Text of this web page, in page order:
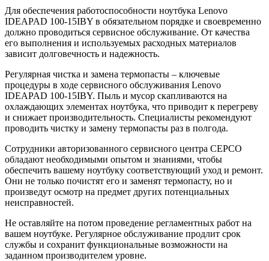
Для обеспечения работоспособности ноутбука Lenovo
IDEAPAD 100-15IBY в обязательном порядке и своевременно
должно проводиться сервисное обслуживание. От качества
его выполнения и используемых расходных материалов
зависит долговечность и надежность.
Регулярная чистка и замена термопасты – ключевые
процедуры в ходе сервисного обслуживания Lenovo
IDEAPAD 100-15IBY. Пыль и мусор скапливаются на
охлаждающих элементах ноутбука, что приводит к перегреву
и снижает производительность. Специалисты рекомендуют
проводить чистку и замену термопасты раз в полгода.
Сотрудники авторизованного сервисного центра СЕРСО
обладают необходимыми опытом и знаниями, чтобы
обеспечить вашему ноутбуку соответствующий уход и ремонт.
Они не только почистят его и заменят термопасту, но и
произведут осмотр на предмет других потенциальных
неисправностей.
Не оставляйте на потом проведение регламентных работ на
вашем ноутбуке. Регулярное обслуживание продлит срок
службы и сохранит функциональные возможности на
заданном производителем уровне.